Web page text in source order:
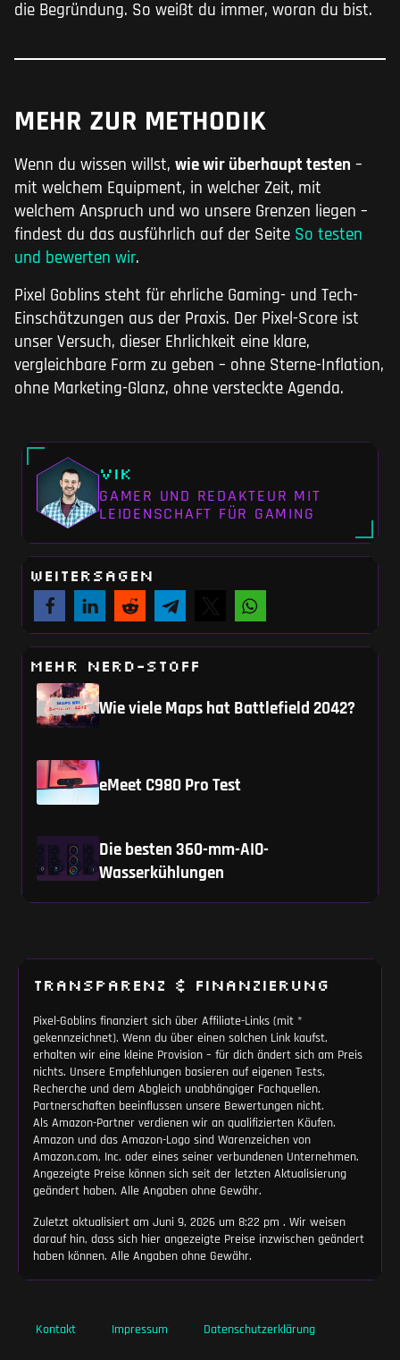
die Begründung. So weißt du immer, woran du bist.
MEHR ZUR METHODIK
Wenn du wissen willst, wie wir überhaupt testen –
mit welchem Equipment, in welcher Zeit, mit
welchem Anspruch und wo unsere Grenzen liegen –
findest du das ausführlich auf der Seite So testen
und bewerten wir.
Pixel Goblins steht für ehrliche Gaming- und Tech-
Einschätzungen aus der Praxis. Der Pixel-Score ist
unser Versuch, dieser Ehrlichkeit eine klare,
vergleichbare Form zu geben – ohne Sterne-Inflation,
ohne Marketing-Glanz, ohne versteckte Agenda.
Vik
GAMER UND REDAKTEUR MIT
LEIDENSCHAFT FÜR GAMING
WEITERSAGEN
MEHR NERD-STOFF
Wie viele Maps hat Battlefield 2042?
eMeet C980 Pro Test
Die besten 360-mm-AIO-
Wasserkühlungen
TRANSPARENZ & FINANZIERUNG
Pixel-Goblins finanziert sich über Affiliate-Links (mit *
gekennzeichnet). Wenn du über einen solchen Link kaufst,
erhalten wir eine kleine Provision – für dich ändert sich am Preis
nichts. Unsere Empfehlungen basieren auf eigenen Tests,
Recherche und dem Abgleich unabhängiger Fachquellen.
Partnerschaften beeinflussen unsere Bewertungen nicht.
Als Amazon-Partner verdienen wir an qualifizierten Käufen.
Amazon und das Amazon-Logo sind Warenzeichen von
Amazon.com, Inc. oder eines seiner verbundenen Unternehmen.
Angezeigte Preise können sich seit der letzten Aktualisierung
geändert haben. Alle Angaben ohne Gewähr.
Zuletzt aktualisiert am Juni 9, 2026 um 8:22 pm . Wir weisen
darauf hin, dass sich hier angezeigte Preise inzwischen geändert
haben können. Alle Angaben ohne Gewähr.
Kontakt Impressum Datenschutzerklärung